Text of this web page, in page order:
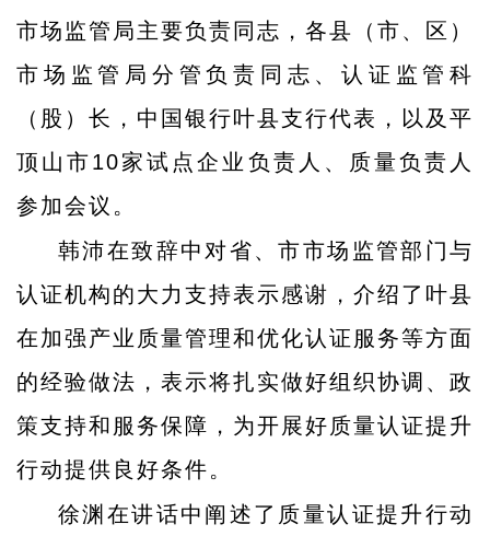
市场监管局主要负责同志，各县（市、区）
市场监管局分管负责同志、认证监管科
（股）长，中国银行叶县支行代表，以及平
顶山市10家试点企业负责人、质量负责人
参加会议。
韩沛在致辞中对省、市市场监管部门与
认证机构的大力支持表示感谢，介绍了叶县
在加强产业质量管理和优化认证服务等方面
的经验做法，表示将扎实做好组织协调、政
策支持和服务保障，为开展好质量认证提升
行动提供良好条件。
徐渊在讲话中阐述了质量认证提升行动